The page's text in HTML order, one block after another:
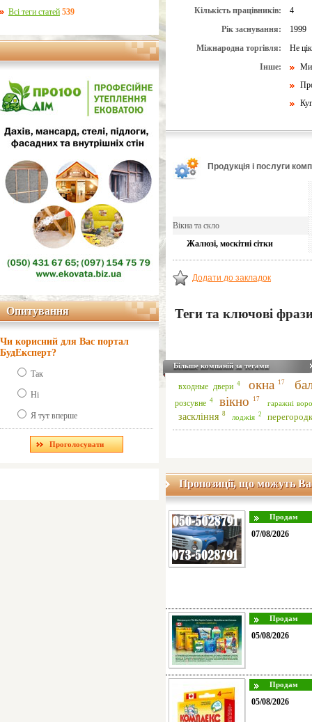
Всі теги статей 539
Опитування
Опитування
Чи корисний для Вас портал
БудЕксперт?
Так
Ні
Я тут вперше
Кількість працівників:
4
Рік заснування:
1999
Міжнародна торгівля:
Не
Інше:
Ми
Продукція і послуги
Вікна та скло
Жалюзі, москітні сітки
Додати до закладок
Теги та ключові
Більше компаній за тегами
входные двери 4 окна 17
розсувне 4 вікно 17
гаражні
заскління 8 лоджія 2
Пропозиції, що можуть
07/08/2026
05/08/2026
05/08/2026